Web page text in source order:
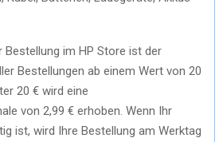
Bestellung im HP Store ist der
Bestellungen ab einem Wert von 20
20 € wird eine
von 2,99 € erhoben. Wenn Ihr
ist, wird Ihre Bestellung am Werktag